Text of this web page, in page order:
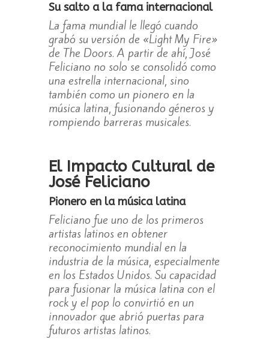
Su salto a la fama internacional
La fama mundial le llegó cuando
grabó su versión de «Light My Fire»
de The Doors. A partir de ahí, José
Feliciano no solo se consolidó como
una estrella internacional, sino
también como un pionero en la
música latina, fusionando géneros y
rompiendo barreras musicales.
El Impacto Cultural de
José Feliciano
Pionero en la música latina
Feliciano fue uno de los primeros
artistas latinos en obtener
reconocimiento mundial en la
industria de la música, especialmente
en los Estados Unidos. Su capacidad
para fusionar la música latina con el
rock y el pop lo convirtió en un
innovador que abrió puertas para
futuros artistas latinos.